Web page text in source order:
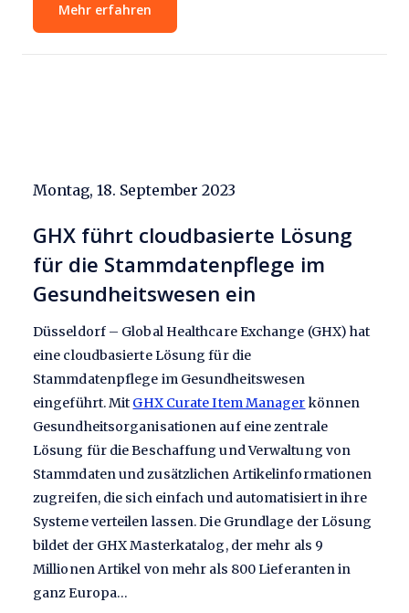
Mehr erfahren
Montag, 18. September 2023
GHX führt cloudbasierte Lösung
für die Stammdatenpflege im
Gesundheitswesen ein
Düsseldorf – Global Healthcare Exchange (GHX) hat
eine cloudbasierte Lösung für die
Stammdatenpflege im Gesundheitswesen
eingeführt. MitGHX Curate Item Manager können
Gesundheitsorganisationen auf eine zentrale
Lösung für die Beschaffung und Verwaltung von
Stammdaten und zusätzlichen Artikelinformationen
zugreifen, die sich einfach und automatisiert in ihre
Systeme verteilen lassen. Die Grundlage der Lösung
bildet der GHX Masterkatalog, der mehr als 9
Millionen Artikel von mehr als 800 Lieferanten in
ganz Europa…